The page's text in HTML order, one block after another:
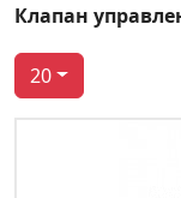
Клапан
20